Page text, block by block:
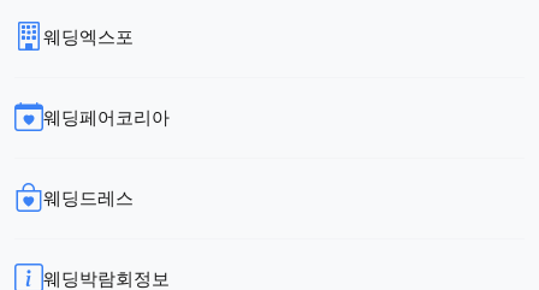
웨딩엑스포
웨딩페어코리아
웨딩드레스
웨딩박람회정보